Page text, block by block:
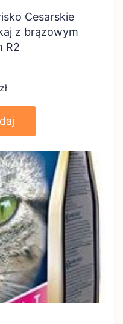
Cesarskie
z brązowym
R2
zł